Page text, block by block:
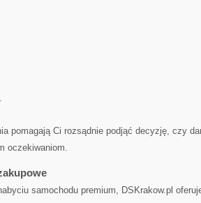
pomagają Ci rozsądnie podjąć decyzję, czy
oczekiwaniom.
samochodu premium, DSKrakow.pl